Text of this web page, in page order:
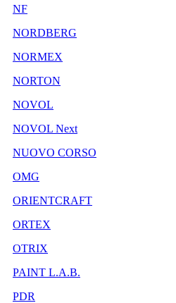
NF
NORDBERG
NORMEX
NORTON
NOVOL
NOVOL Next
NUOVO CORSO
OMG
ORIENTCRAFT
ORTEX
OTRIX
PAINT L.A.B.
PDR